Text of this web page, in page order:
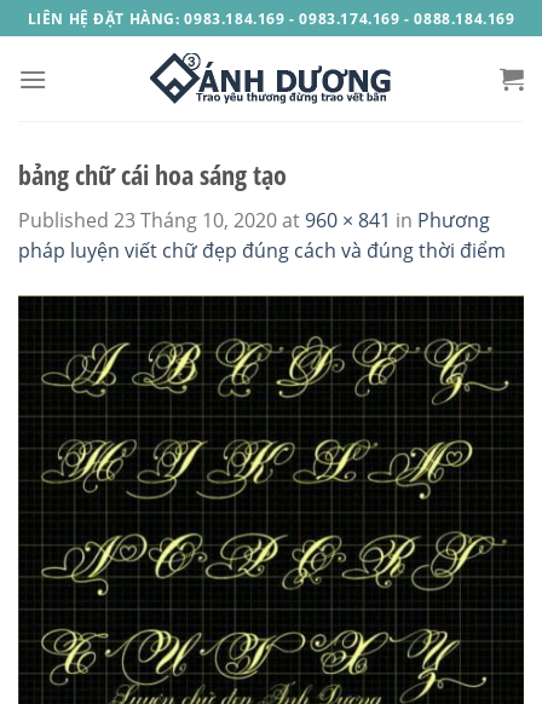
Skip
to
content
LIÊN HỆ ĐẶT HÀNG: 0983.184.169 - 0983.174.169 - 0888.184.169
bảng chữ cái hoa sáng tạo
Published 23 Tháng 10, 2020at960 × 841 in Phương
pháp luyện viết chữ đẹp đúng cách và đúng thời điểm